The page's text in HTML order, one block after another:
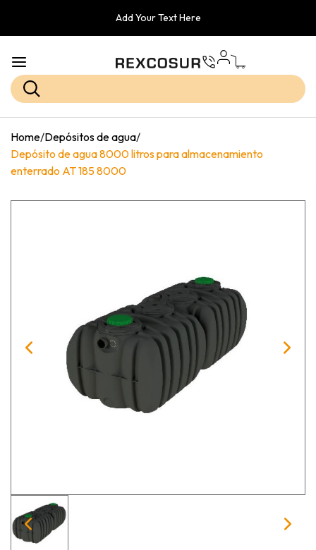
Add Your Text Here
Home/Depósitos de agua/
Depósito de agua 8000 litros para almacenamiento
enterrado AT 185 8000